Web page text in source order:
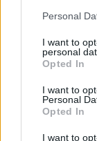
Please note
not limited to
grant or deny
use your data
consent section.
Personal
I want to
personal
Opted In
I want to
Personal
Opted In
I want to
Αν τα χάσατε